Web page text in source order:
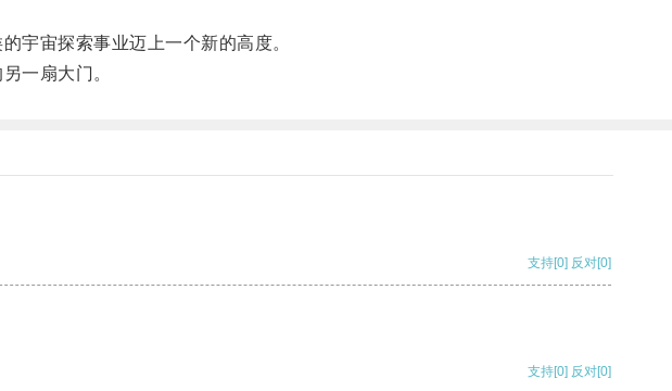
宙探索事业迈上一个新的高度。
一扇大门。
支持[0] 反对[0]
支持[0] 反对[0]